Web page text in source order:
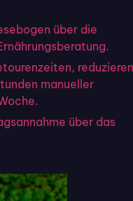
über die
reduzieren
manueller
über das
früheren, auf
Misch
wurde vor
klares
einer ganz
zur